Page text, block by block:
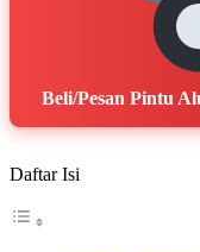
Beli/Pesan Pintu
Daftar Isi